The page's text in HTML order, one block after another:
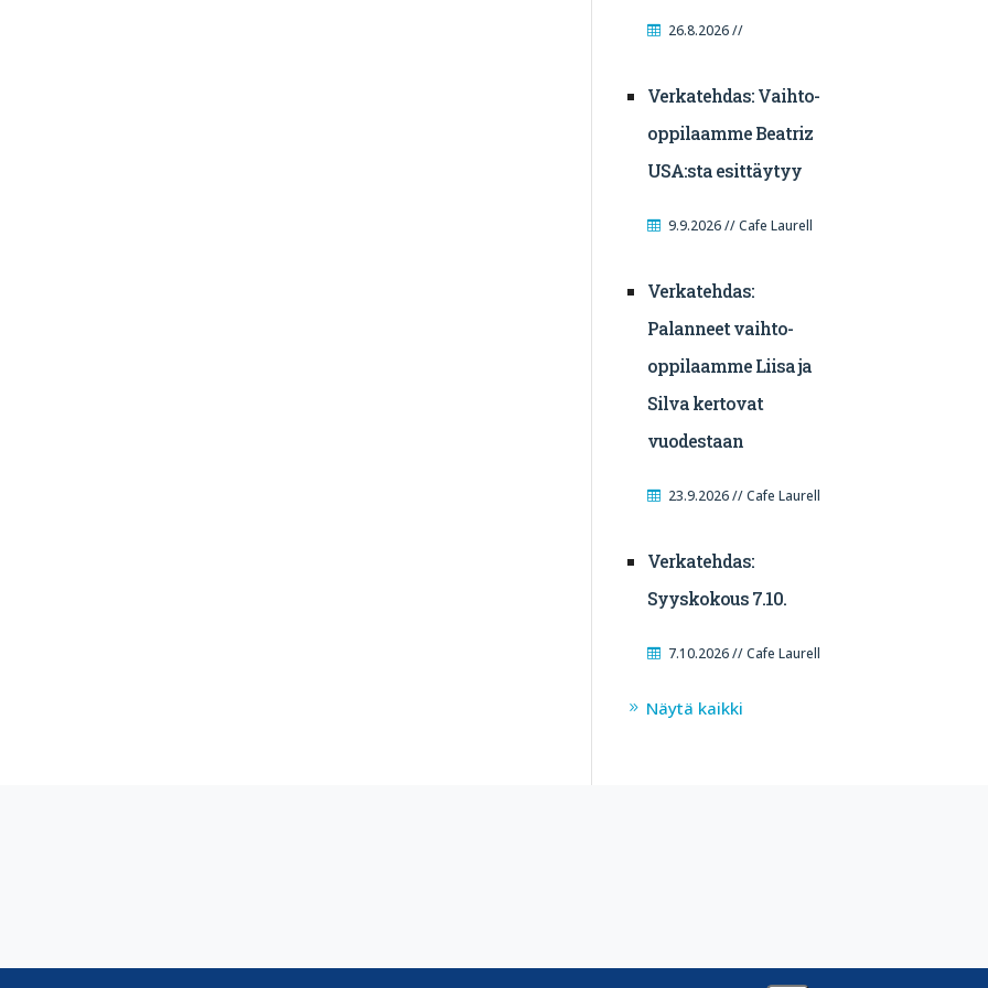
26.8.2026 //
Verkatehdas: Vaihto-
oppilaamme Beatriz
USA:sta esittäytyy
9.9.2026 // Cafe Laurell
Verkatehdas:
Palanneet vaihto-
oppilaamme Liisa ja
Silva kertovat
vuodestaan
23.9.2026 // Cafe Laurell
Verkatehdas:
Syyskokous 7.10.
7.10.2026 // Cafe Laurell
Näytä kaikki